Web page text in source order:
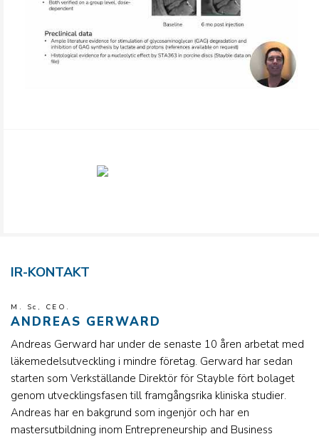
IR-KONTAKT
M. Sc, CEO.
ANDREAS GERWARD
Andreas Gerward har under de senaste 10 åren arbetat med
läkemedelsutveckling i mindre företag. Gerward har sedan
starten som Verkställande Direktör för Stayble fört bolaget
genom utvecklingsfasen till framgångsrika kliniska studier.
Andreas har en bakgrund som ingenjör och har en
mastersutbildning inom Entrepreneurship and Business